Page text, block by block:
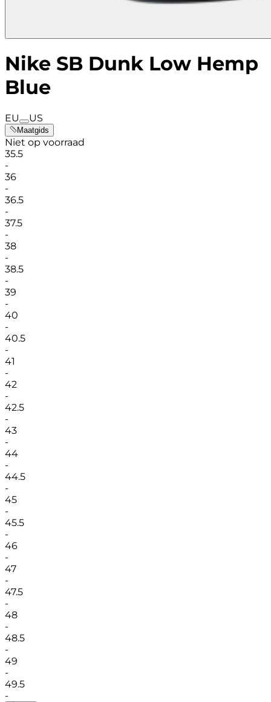
Nike SB Dunk Low Hemp
Blue
EU US
Maatgids
Niet op voorraad
35.5
-
36
-
36.5
-
37.5
-
38
-
38.5
-
39
-
40
-
40.5
-
41
-
42
-
42.5
-
43
-
44
-
44.5
-
45
-
45.5
-
46
-
47
-
47.5
-
48
-
48.5
-
49
-
49.5
-